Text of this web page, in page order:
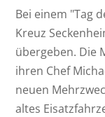
Bei einem "Tag
Kreuz
übergeben. Die
ihren Chef
neuen
altes